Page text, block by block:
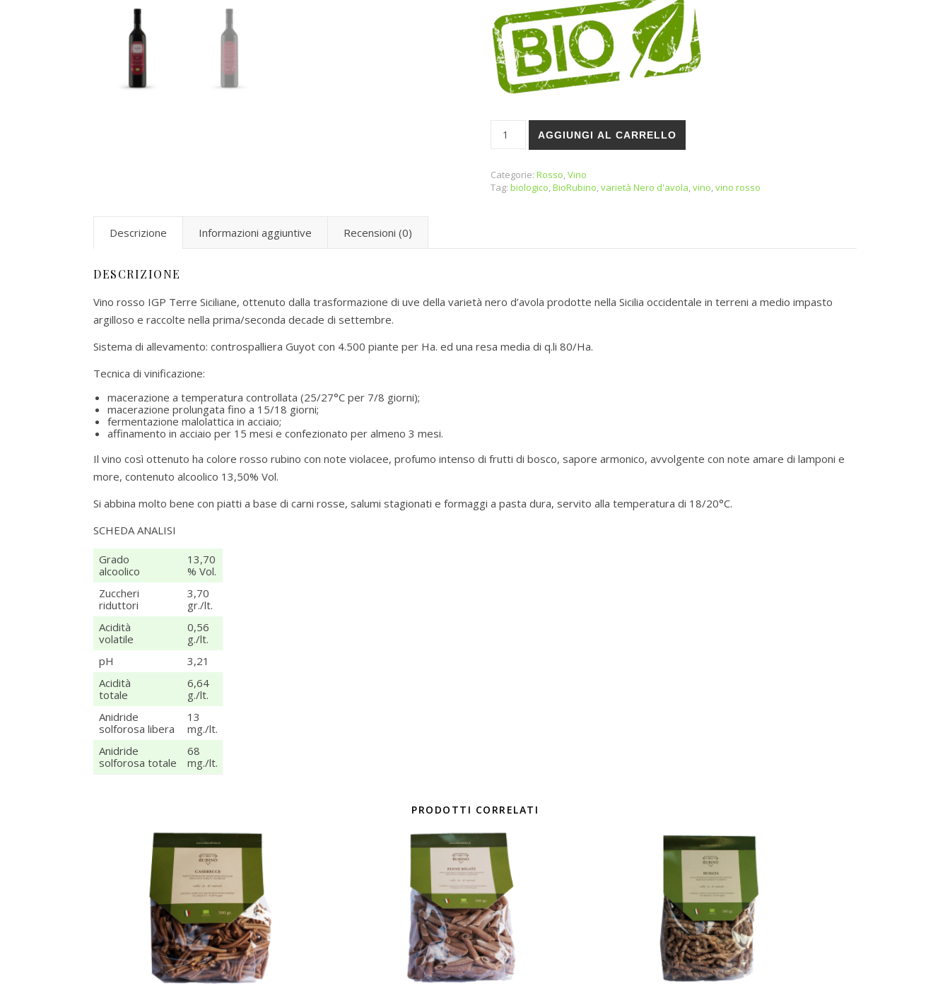
AGGIUNGI AL CARRELLO
Categorie: Rosso,Vino
Tag: biologico,BioRubino,varietà Nero d'avola,vino,vino rosso
Descrizione Informazioni aggiuntive Recensioni (0)
DESCRIZIONE
Vino rosso IGP Terre Siciliane, ottenuto dalla trasformazione di uve della varietà nero d’avola prodotte nella Sicilia occidentale in terreni a medio impasto
argilloso e raccolte nella prima/seconda decade di settembre.
Sistema di allevamento: controspalliera Guyot con 4.500 piante per Ha. ed una resa media di q.li 80/Ha.
Tecnica di vinificazione:
macerazione a temperatura controllata (25/27°C per 7/8 giorni);
macerazione prolungata fino a 15/18 giorni;
fermentazione malolattica in acciaio;
affinamento in acciaio per 15 mesi e confezionato per almeno 3 mesi.
Il vino così ottenuto ha colore rosso rubino con note violacee, profumo intenso di frutti di bosco, sapore armonico, avvolgente con note amare di lamponi e
more, contenuto alcoolico 13,50% Vol.
Si abbina molto bene con piatti a base di carni rosse, salumi stagionati e formaggi a pasta dura, servito alla temperatura di 18/20°C.
SCHEDA ANALISI
Grado
alcoolico
13,70
% Vol.
Zuccheri
riduttori
3,70
gr./lt.
Acidità
volatile
0,56
g./lt.
pH
3,21
Acidità
totale
6,64
g./lt.
Anidride
solforosa libera
13
mg./lt.
Anidride
solforosa totale
68
mg./lt.
PRODOTTI CORRELATI